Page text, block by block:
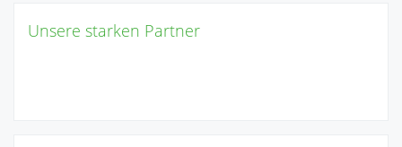
Unsere starken Partner